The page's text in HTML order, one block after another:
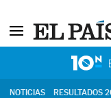
NOTICIAS RESULTADOS